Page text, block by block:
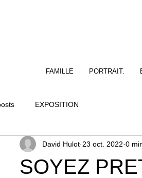
FAMILLE PORTRAIT.
EXPOSITION
SOYEZ
David Hulot 23 oct. 2022 0